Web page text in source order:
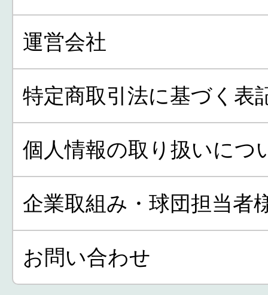
運営会社
特定商取引法に基づく表
個人情報の取り扱いにつ
企業取組み・球団担当者
お問い合わせ